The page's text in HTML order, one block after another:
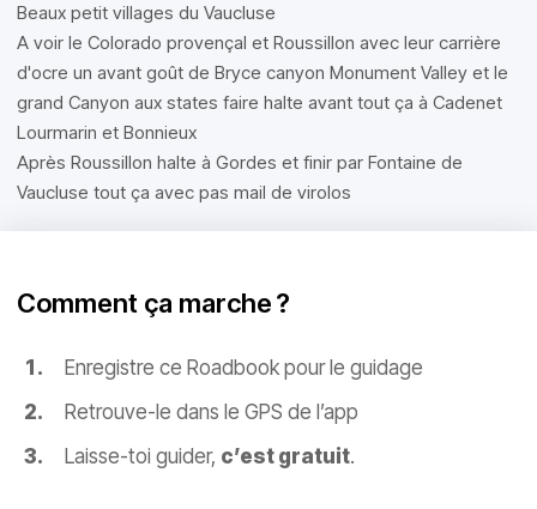
Beaux petit villages du Vaucluse
A voir le Colorado provençal et Roussillon avec leur carrière
d'ocre un avant goût de Bryce canyon Monument Valley et le
grand Canyon aux states faire halte avant tout ça à Cadenet
Lourmarin et Bonnieux
Après Roussillon halte à Gordes et finir par Fontaine de
Vaucluse tout ça avec pas mail de virolos
Comment ça marche ?
Enregistre ce Roadbook pour le guidage
Retrouve-le dans le GPS de l’app
Laisse-toi guider, c’est gratuit.